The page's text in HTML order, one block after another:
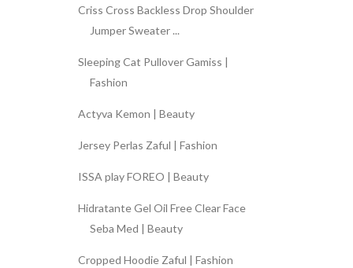
Criss Cross Backless Drop Shoulder
Jumper Sweater ...
Sleeping Cat Pullover Gamiss |
Fashion
Actyva Kemon | Beauty
Jersey Perlas Zaful | Fashion
ISSA play FOREO | Beauty
Hidratante Gel Oil Free Clear Face
Seba Med | Beauty
Cropped Hoodie Zaful | Fashion